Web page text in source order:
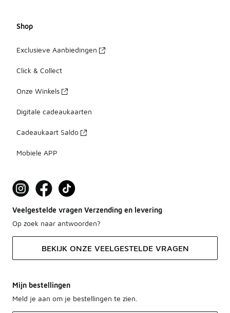
Shop
Exclusieve Aanbiedingen
Click & Collect
Onze Winkels
Digitale cadeaukaarten
Cadeaukaart Saldo
Mobiele APP
Veelgestelde vragen Verzending en levering
Op zoek naar antwoorden?
BEKIJK ONZE VEELGESTELDE VRAGEN
Mijn bestellingen
Meld je aan om je bestellingen te zien.